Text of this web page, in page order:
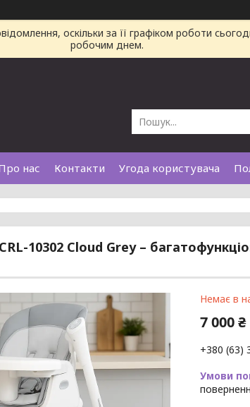
оскільки за її графіком роботи
робочим днем.
нас Контакти Угода користувача
10302 Cloud Grey –
Немає в
7 000 ₴
+380 (63)